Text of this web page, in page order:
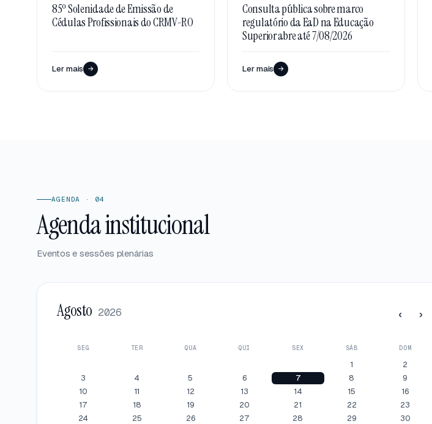
85º Solenidade de Emissão de
Cédulas Profissionais do CRMV-RO
Ler mais →
Consulta pública sobre marco
regulatório da EaD na Educação
Superior abre até 7/08/2026
Ler mais →
AGENDA · 04
Agenda institucional
Eventos e sessões plenárias
Agosto 2026 ‹ ›
SEG TER QUA QUI SEX SÁB DOM
1
2
3
4 5 6 7 8
9
10
11 12 13 14 15
16
17
18 19 20 21 22
23
24
25 26 27 28 29
30